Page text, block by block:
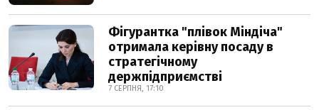
Фігурантка "плівок Міндіча"
отримала керівну посаду в
стратегічному
держпідприємстві
7 СЕРПНЯ, 17:10